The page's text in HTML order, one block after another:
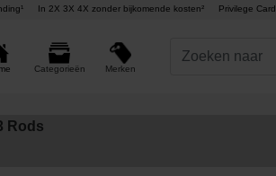
In 2X 3X 4X zonder bijkomende kosten² Privilege Card
Categorieën Merken
Rods